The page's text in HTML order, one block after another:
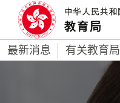
最新消息 有关教育局